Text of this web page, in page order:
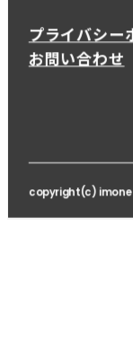
プライバシー
お問い合わせ
copyright(c) imone